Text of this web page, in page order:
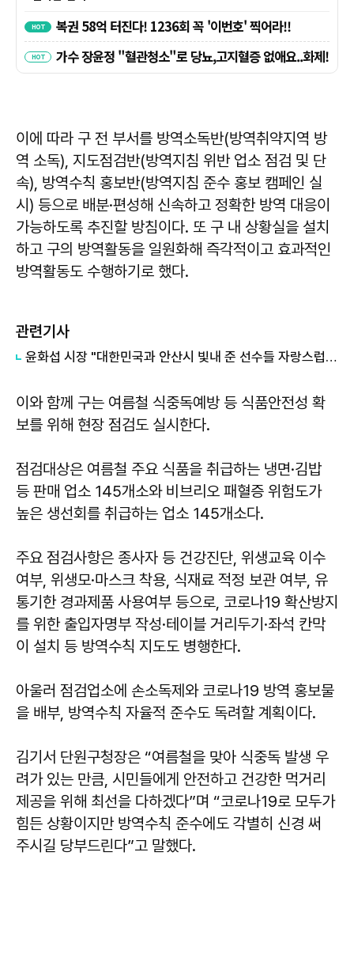
이에 따라 구 전 부서를 방역소독반(방역취약지역 방
역 소독), 지도점검반(방역지침 위반 업소 점검 및 단
속), 방역수칙 홍보반(방역지침 준수 홍보 캠페인 실
시) 등으로 배분·편성해 신속하고 정확한 방역 대응이
가능하도록 추진할 방침이다. 또 구 내 상황실을 설치
하고 구의 방역활동을 일원화해 즉각적이고 효과적인
방역활동도 수행하기로 했다.
관련기사
윤화섭 시장 "대한민국과 안산시 빛내 준 선수들 자랑스럽다"
이와 함께 구는 여름철 식중독예방 등 식품안전성 확
보를 위해 현장 점검도 실시한다.
점검대상은 여름철 주요 식품을 취급하는 냉면·김밥
등 판매 업소 145개소와 비브리오 패혈증 위험도가
높은 생선회를 취급하는 업소 145개소다.
주요 점검사항은 종사자 등 건강진단, 위생교육 이수
여부, 위생모·마스크 착용, 식재료 적정 보관 여부, 유
통기한 경과제품 사용여부 등으로, 코로나19 확산방지
를 위한 출입자명부 작성·테이블 거리두기·좌석 칸막
이 설치 등 방역수칙 지도도 병행한다.
아울러 점검업소에 손소독제와 코로나19 방역 홍보물
을 배부, 방역수칙 자율적 준수도 독려할 계획이다.
김기서 단원구청장은 “여름철을 맞아 식중독 발생 우
려가 있는 만큼, 시민들에게 안전하고 건강한 먹거리
제공을 위해 최선을 다하겠다”며 “코로나19로 모두가
힘든 상황이지만 방역수칙 준수에도 각별히 신경 써
주시길 당부드린다”고 말했다.